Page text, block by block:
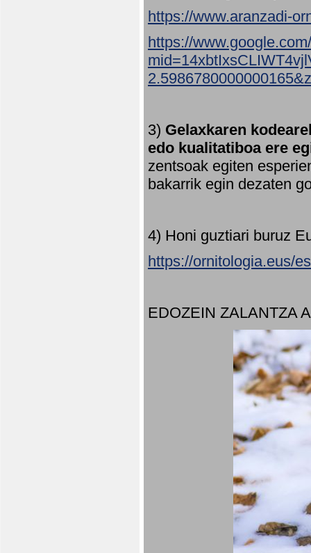
https://www.aranzadi-
https://
3) Gelaxkaren
edo kualitatiboa ere
zentsoak egiten
bakarrik egin dezaten
4) Honi guztiari buruz
https://ornitologia.eus/
EDOZEIN ZALANTZA